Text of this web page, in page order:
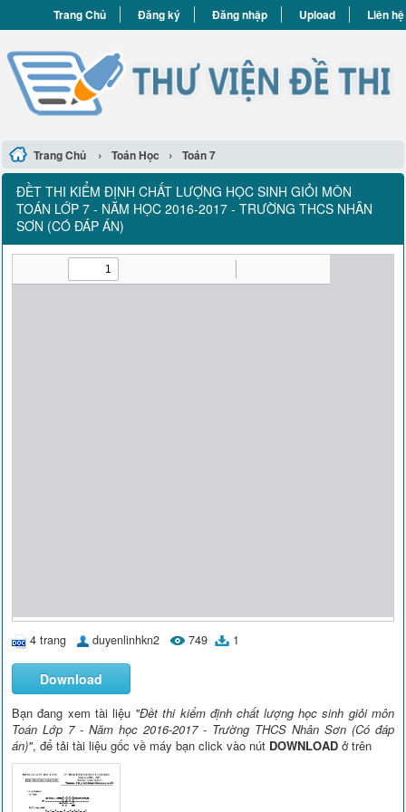
Trang Chủ Đăng ký Đăng nhập Upload Liên hệ
Trang Chủ › Toán Học › Toán 7
ĐỀT THI KIỂM ĐỊNH CHẤT LƯỢNG HỌC SINH GIỎI MÔN
TOÁN LỚP 7 - NĂM HỌC 2016-2017 - TRƯỜNG THCS NHÂN
SƠN (CÓ ĐÁP ÁN)
4 trang duyenlinhkn2 749 1
Download
Bạn đang xem tài liệu "Đềt thi kiểm định chất lượng học sinh giỏi môn
Toán Lớp 7 - Năm học 2016-2017 - Trường THCS Nhân Sơn (Có đáp
án)", để tải tài liệu gốc về máy bạn click vào nút DOWNLOAD ở trên